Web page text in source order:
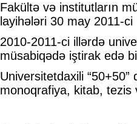
Fakültə və institutların
layihələri 30 may 2011-
2010-2011-ci illərdə
müsabiqədə iştirak edə
Universitetdaxili
monoqrafiya, kitab, tezis